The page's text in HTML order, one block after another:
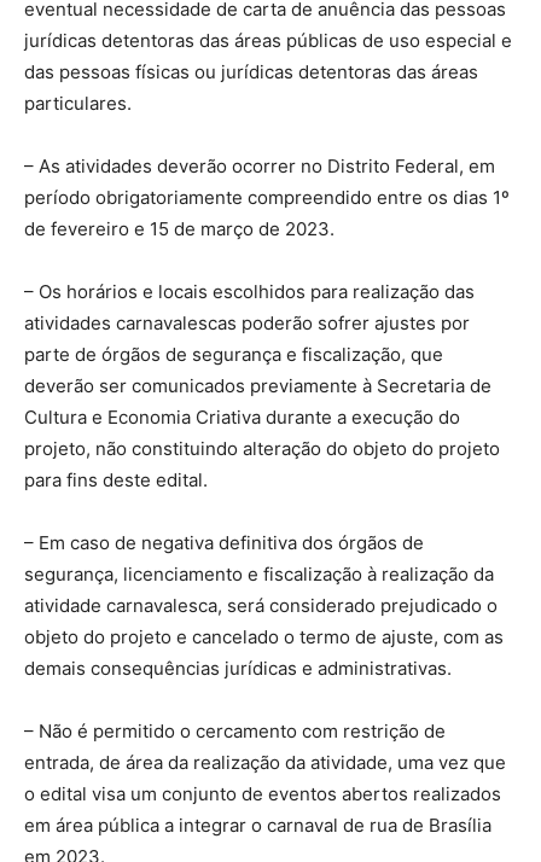
eventual necessidade de carta de anuência das pessoas
jurídicas detentoras das áreas públicas de uso especial e
das pessoas físicas ou jurídicas detentoras das áreas
particulares.
– As atividades deverão ocorrer no Distrito Federal, em
período obrigatoriamente compreendido entre os dias 1º
de fevereiro e 15 de março de 2023.
– Os horários e locais escolhidos para realização das
atividades carnavalescas poderão sofrer ajustes por
parte de órgãos de segurança e fiscalização, que
deverão ser comunicados previamente à Secretaria de
Cultura e Economia Criativa durante a execução do
projeto, não constituindo alteração do objeto do projeto
para fins deste edital.
– Em caso de negativa definitiva dos órgãos de
segurança, licenciamento e fiscalização à realização da
atividade carnavalesca, será considerado prejudicado o
objeto do projeto e cancelado o termo de ajuste, com as
demais consequências jurídicas e administrativas.
– Não é permitido o cercamento com restrição de
entrada, de área da realização da atividade, uma vez que
o edital visa um conjunto de eventos abertos realizados
em área pública a integrar o carnaval de rua de Brasília
em 2023.